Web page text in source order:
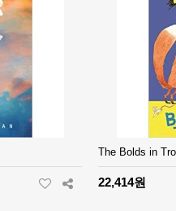
The Bolds in
22,414원